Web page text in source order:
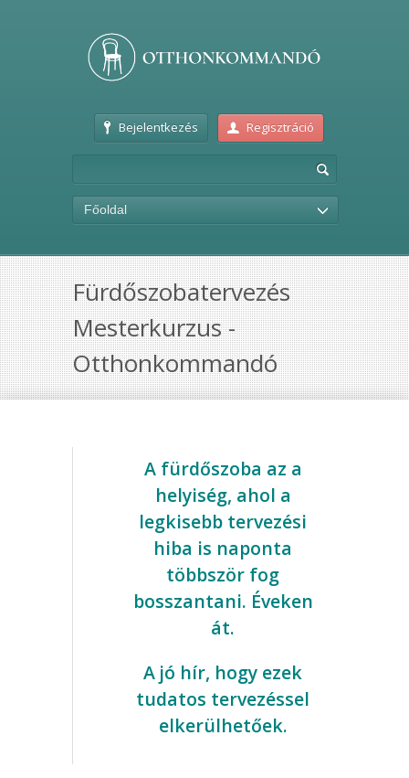
Bejelentkezés Regisztráció
Főoldal
Fürdőszobatervezés
Mesterkurzus -
Otthonkommandó
A fürdőszoba az a
helyiség, ahol a
legkisebb tervezési
hiba is naponta
többször fog
bosszantani. Éveken
át.
A jó hír, hogy ezek
tudatos tervezéssel
elkerülhetőek.